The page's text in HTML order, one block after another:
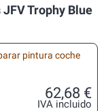
Trophy Blue
pintura coche
62,68 €
IVA incluido